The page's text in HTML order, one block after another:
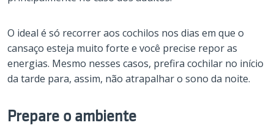
O ideal é só recorrer aos cochilos nos dias em que o
cansaço esteja muito forte e você precise repor as
energias. Mesmo nesses casos, prefira cochilar no início
da tarde para, assim, não atrapalhar o sono da noite.
Prepare o ambiente